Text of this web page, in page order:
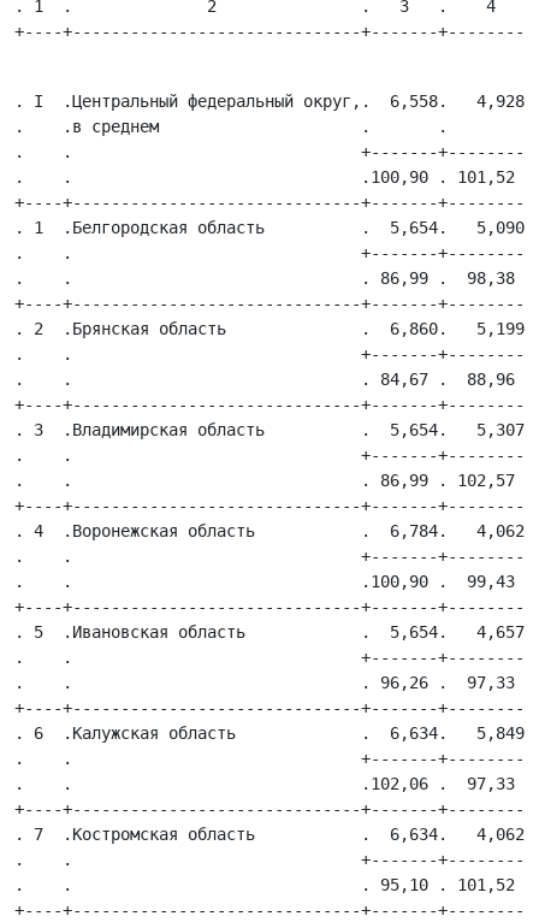
. 1  .              2               .   3   .    4
. I  .Центральный федеральный округ,.  6,558.
.    .в среднем                     .       .
.    .                              +-------+---------
.    .                              .100,90 . 101,52  .
+----+------------------------------+-------
. 1  .Белгородская область          .  5,654.
.    .                              +-------+---------
.    .                              . 86,99 .  98,38  .
+----+------------------------------+-------
. 2  .Брянская область              .  6,860.   5,199
.    .                              +-------+---------
.    .                              . 84,67 .  88,96  .
+----+------------------------------+-------
. 3  .Владимирская область          .  5,654.
.    .                              +-------+---------
.    .                              . 86,99 . 102,57  .
+----+------------------------------+-------
. 4  .Воронежская область           .  6,784.
.    .                              +-------+---------
.    .                              .100,90 .  99,43  .
+----+------------------------------+-------
. 5  .Ивановская область            .  5,654.
.    .                              +-------+---------
.    .                              . 96,26 .  97,33  .
+----+------------------------------+-------
. 6  .Калужская область             .  6,634.
.    .                              +-------+---------
.    .                              .102,06 .  97,33  .
+----+------------------------------+-------
. 7  .Костромская область           .  6,634.
.    .                              +-------+---------
.    .                              . 95,10 . 101,52  .
+----+------------------------------+-------